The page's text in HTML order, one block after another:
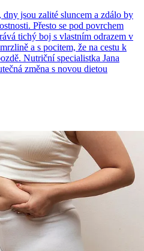
jsou zalité sluncem a zdálo by
Přesto se pod povrchem
tichý boj s vlastním odrazem v
a s pocitem, že na cestu k
Nutriční specialistka Jana
změna s novou dietou